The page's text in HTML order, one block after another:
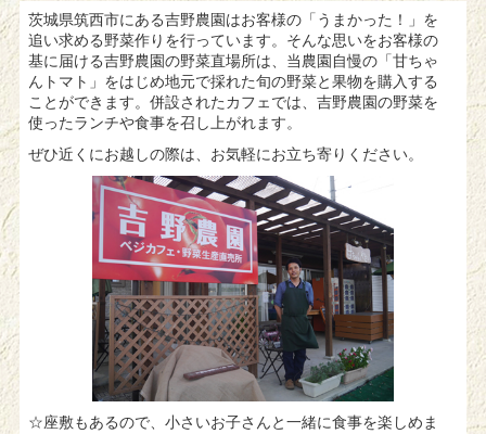
茨城県筑西市にある吉野農園はお客様の「うまかった！」を
追い求める野菜作りを行っています。そんな思いをお客様の
基に届ける吉野農園の野菜直場所は、当農園自慢の「甘ちゃ
んトマト」をはじめ地元で採れた旬の野菜と果物を購入する
ことができます。併設されたカフェでは、吉野農園の野菜を
使ったランチや食事を召し上がれます。
ぜひ近くにお越しの際は、お気軽にお立ち寄りください。
☆座敷もあるので、小さいお子さんと一緒に食事を楽しめま